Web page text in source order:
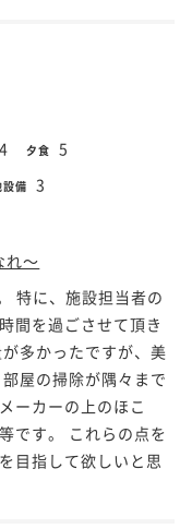
4 夕食 5
設備 3
れ～
特に、施設担当者の
間を過ごさせて頂き
多かったですが、美
屋の掃除が隅々まで
ーカーの上のほこ
です。 これらの点を
目指して欲しいと思